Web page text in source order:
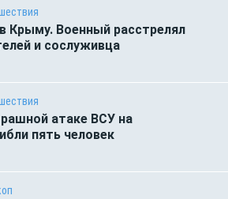
Крыму. Военный расстрелял
и сослуживца
атаке ВСУ на
пять человек